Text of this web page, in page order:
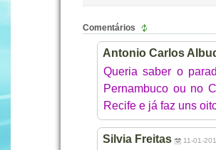
Comentários
Antonio Carlos
Queria saber o
Pernambuco ou no
Recife e já faz uns
Silvia Freitas 11-01-